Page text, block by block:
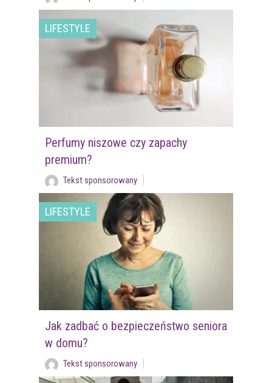
LIFESTYLE
Perfumy niszowe czy zapachy
premium?
Tekst sponsorowany
LIFESTYLE
Jak zadbać o bezpieczeństwo seniora
w domu?
Tekst sponsorowany